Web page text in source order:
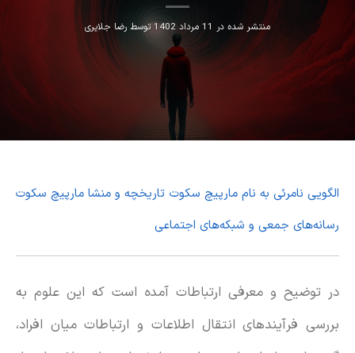
منتشر شده در 11 مرداد 1402 توسط رضا جلایری
الگویی نامرئی به نام مارپیچ سکوت تاریخچه و منشا مارپیچ سکوت
رسانه‌های جمعی و شبکه‌های اجتماعی
در توضیح و معرفی ارتباطات آمده است که این علوم به
بررسی فرآیندهای انتقال اطلاعات و ارتباطات میان افراد،